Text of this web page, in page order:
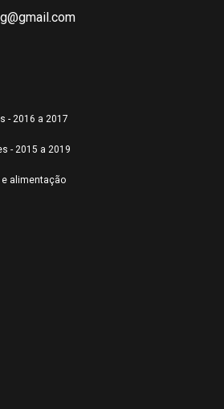
- 2016 a 2017
- 2015 a 2019
e alimentação